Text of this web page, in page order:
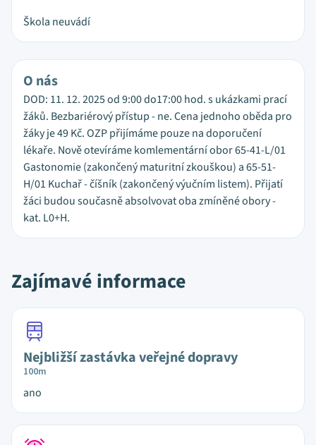
Škola neuvádí
O nás
DOD: 11. 12. 2025 od 9:00 do17:00 hod. s ukázkami prací
žáků. Bezbariérový přístup - ne. Cena jednoho oběda pro
žáky je 49 Kč. OZP přijímáme pouze na doporučení
lékaře. Nově otevíráme komlementární obor 65-41-L/01
Gastonomie (zakončený maturitní zkouškou) a 65-51-
H/01 Kuchař - číšník (zakončený výučním listem). Přijatí
žáci budou současně absolvovat oba zmíněné obory -
kat. L0+H.
Zajímavé informace
Nejbližší zastávka veřejné dopravy
100m
ano